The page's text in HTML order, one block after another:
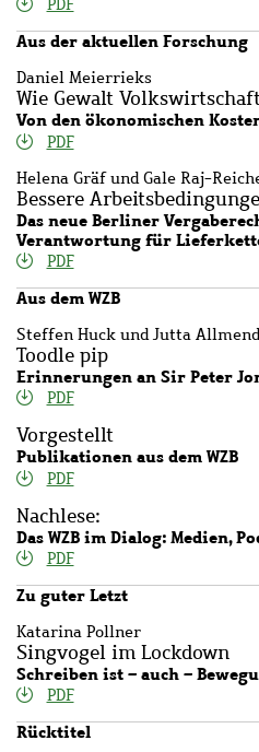
PDF
Aus der aktuellen Forschung
Daniel Meierrieks
Wie Gewalt
Von den ökonomischen
PDF
Helena Gräf und Gale Raj-
Bessere
Das neue Berliner
Verantwortung für
PDF
Aus dem WZB
Steffen Huck und Jutta
Toodle pip
Erinnerungen an Sir Peter
PDF
Vorgestellt
Publikationen aus dem WZB
PDF
Nachlese:
Das WZB im Dialog: Medien,
PDF
Zu guter Letzt
Katarina Pollner
Singvogel im Lockdown
Schreiben ist – auch –
PDF
Rücktitel